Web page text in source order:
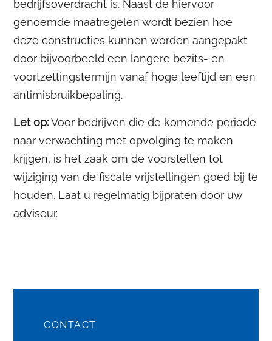
bedrijfsoverdracht is. Naast de hiervoor
genoemde maatregelen wordt bezien hoe
deze constructies kunnen worden aangepakt
door bijvoorbeeld een langere bezits- en
voortzettingstermijn vanaf hoge leeftijd en een
antimisbruikbepaling.
Let op:Voor bedrijven die de komende periode
naar verwachting met opvolging te maken
krijgen, is het zaak om de voorstellen tot
wijziging van de fiscale vrijstellingen goed bij te
houden. Laat u regelmatig bijpraten door uw
adviseur.
CONTACT